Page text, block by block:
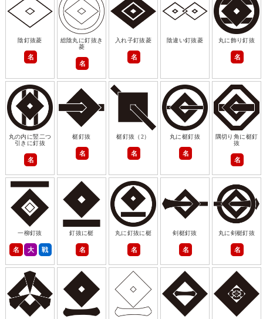
陰釘抜菱
名
総陰丸に釘抜き
菱
名
入れ子釘抜菱
名
陰違い釘抜菱 丸に飾り釘抜
名
丸の内に竪二つ
引きに釘抜
名
梃釘抜
名
梃釘抜（2）
名
丸に梃釘抜
名
隅切り角に梃釘
抜
名
一柳釘抜
名 大 戦
釘抜に梃
名
丸に釘抜に梃
名
剣梃釘抜
名
丸に剣梃釘抜
名